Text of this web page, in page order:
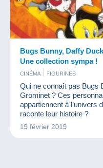
Bugs Bunny, Daffy
Une collection sympa !
CINÉMA FIGURINES
Qui ne connaît pas Bugs
Grominet ? Ces
appartiennent à l’univers
raconte leur histoire ?
19 février 2019